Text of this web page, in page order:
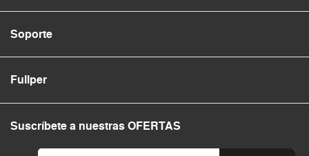
Soporte
Fullper
Suscríbete a nuestras OFERTAS